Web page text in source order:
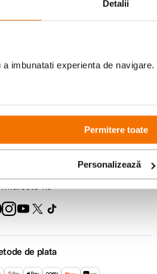
Detalii
imbunatati experienta de
Permitere toate
Personalizează
ne
de plata